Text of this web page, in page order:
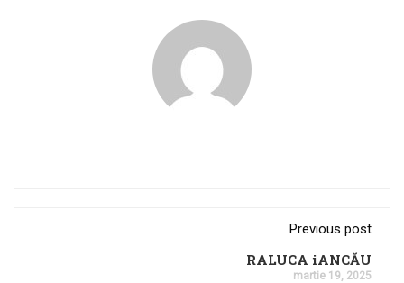
Previous post
RALUCA iANCĂU
martie 19, 2025